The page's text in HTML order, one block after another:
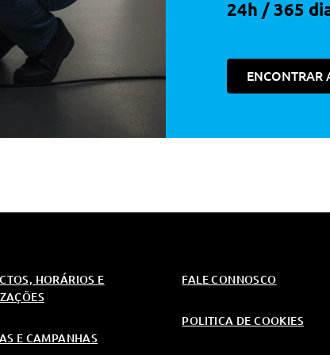
24h / 365
ENCONTRAR
HORÁRIOS E
E CAMPANHAS
FALE CONNOSCO
POLITICA DE COOKIES